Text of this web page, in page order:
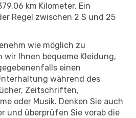
km Kilometer. Ein
Regel zwischen 2 S und 25
wie möglich zu
Ihnen bequeme Kleidung,
einen
während des
Zeitschriften,
oder Musik. Denken Sie auch
und überprüfen Sie vorab die